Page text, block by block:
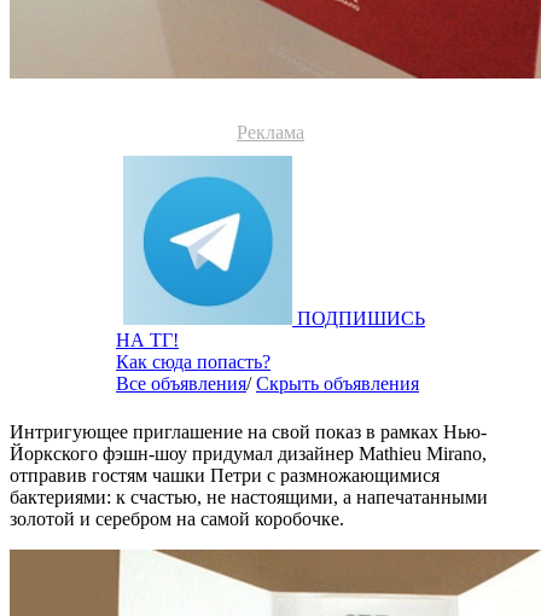
Реклама
ПОДПИШИСЬ
НА ТГ!
Как сюда попасть?
Все объявления/Скрыть объявления
Интригующее приглашение на свой показ в рамках Нью-
Йоркского фэшн-шоу придумал дизайнер Mathieu Mirano,
отправив гостям чашки Петри с размножающимися
бактериями: к счастью, не настоящими, а напечатанными
золотой и серебром на самой коробочке.